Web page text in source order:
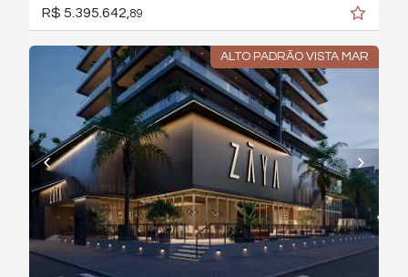
R$ 5.395.642, 89
ALTO PADRÃO VISTA MAR